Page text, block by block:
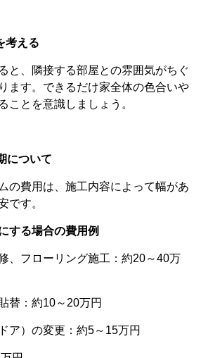
考える
と、隣接する部屋との雰囲気がちぐ
ます。できるだけ家全体の色合いや
ことを意識しましょう。
について
の費用は、施工内容によって幅があ
です。
する場合の費用例
、フローリング施工：約20～40万
替：約10～20万円
）の変更：約5～15万円